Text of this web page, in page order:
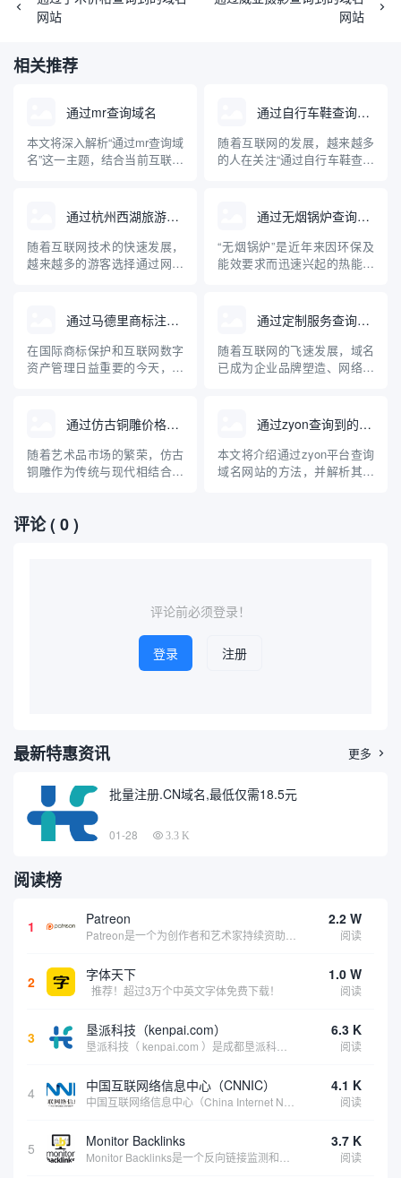
网站
网站
相关推荐
通过mr查询域名
本文将深入解析“通过mr查询域
名”这一主题，结合当前互联网
Relay）在域名解析中的实际
用途和常见方法，并介绍相关
的专业工具与操作步骤。文章
内容兼顾理论与实操，旨在帮
通过自行车鞋查询域名
随着互联网的发展，越来越多
的人在关注“通过自行车鞋查询
标识，更牵扯到企业品牌建
设、电子商务及网络安全等多
重维度。本文将系统科普通过
自行车鞋查询域名的实际含
通过杭州西湖旅游查询域名
随着互联网技术的快速发展，
越来越多的游客选择通过网络
富的旅游信息资源。本文将介
绍如何通过互联网查询杭州西
湖的旅游相关域名，并为游客
合理规划出行提供专业的指导
通过无烟锅炉查询到的域名网站
“无烟锅炉”是近年来因环保及
能效要求而迅速兴起的热能设
网查询、比较各种无烟锅炉产
品和品牌。本文介绍了与无烟
锅炉相关的主要专业网站及其
特点，并针对无烟锅炉的原
通过马德里商标注册查询域名
在国际商标保护和互联网数字
资产管理日益重要的今天，企
商标注册体系查询域名，是品
牌全球布局和防止知识产权纠
纷的重要一环。本文介绍了马
德里商标注册的基本流程、与
通过定制服务查询域名
随着互联网的飞速发展，域名
已成为企业品牌塑造、网络入
需求和复杂的市场“抢注”环
境，传统的域名查询方式正逐
渐暴露出局限性。相比之下，
基于大数据和多样化需求定制
通过仿古铜雕价格查询域名
随着艺术品市场的繁荣，仿古
铜雕作为传统与现代相结合的
入手仿古铜雕的人来说，了解
其市场价格及相关查询方式变
通过zyon查询到的域名网站
本文将介绍通过zyon平台查询
域名网站的方法，并解析其背
的角...
评论( 0 )
评论前必须登录！
登录 注册
最新特惠资讯 更多 
批量注册.CN域名,最低仅需18.5元
01-28 3.3 K
阅读榜
1 Patreon 2.2 W
阅读
2 字体天下
推荐！超过3万个中英文字体免费下载！
1.0 W
阅读
3 垦派科技（kenpai.com） 6.3 K
阅读
4 中国互联网络信息中心（CNNIC） 4.1 K
阅读
5 Monitor Backlinks 3.7 K
阅读